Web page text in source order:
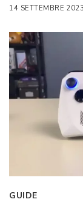
14 SETTEMBRE 2023
GUIDE